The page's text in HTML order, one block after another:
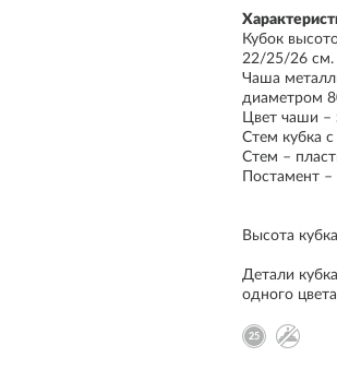
Кубок
22/25/26 см.
Чаша
диаметром
Цвет чаши –
Стем кубка
Стем –
Постамент
Высота
Детали
одного